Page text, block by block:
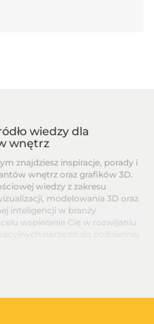
wiedzy dla
wnętrz
znajdziesz inspiracje, porady i
wnętrz oraz grafików 3D.
wiedzy z zakresu
modelowania 3D oraz
inteligencji w branży
wspieranie Cię w rozwijaniu
wnętrz –